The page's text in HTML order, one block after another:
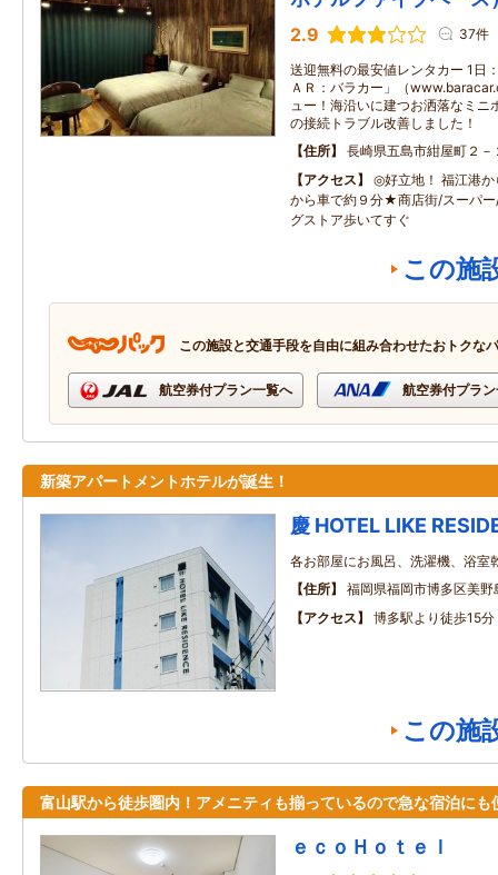
2.9 37件
送迎無料の最安値レンタカー 1日
ＡＲ：バラカー」（
ュー！海沿いに建つお洒落なミ
の接続トラブル改善しました！
住所
長崎県五島市紺屋町２－
アクセス
◎好立地！ 福江港
から車で約９分★商店街/スーパ
グストア歩いてすぐ
この施
この施設と交通手段を自由に組み合わせたおトクな
航空券付プラン一覧へ 航空券付プラ
新築アパートメントホテルが誕生！
慶 HOTEL LIKE
各お部屋にお風呂、洗濯機、浴室
住所
福岡県福岡市博多区美野
アクセス
博多駅より徒歩15分
この施
富山駅から徒歩圏内！アメニティも揃っているので急な宿泊にも
ｅｃｏＨｏｔｅｌ